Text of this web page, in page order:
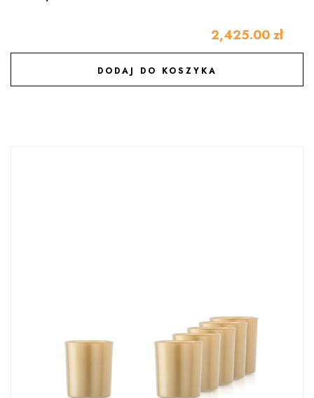
2,425.00 zł
DODAJ DO KOSZYKA
DODAJ DO ULUBIONYCH